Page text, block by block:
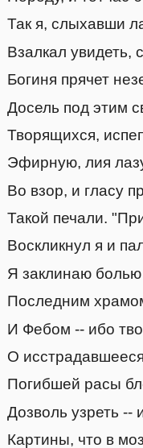
Так я, слыхавши
Взалкал увидеть,
Богиня прячет
Досель под этим
Творящихся,
Эфирную, лия
Во взор, и гласу
Такой печали.
Воскликнул я и
Я заклинаю
Последним
И Фебом -- ибо
О
Погибшей расы
Дозволь узреть --
Картины, что в